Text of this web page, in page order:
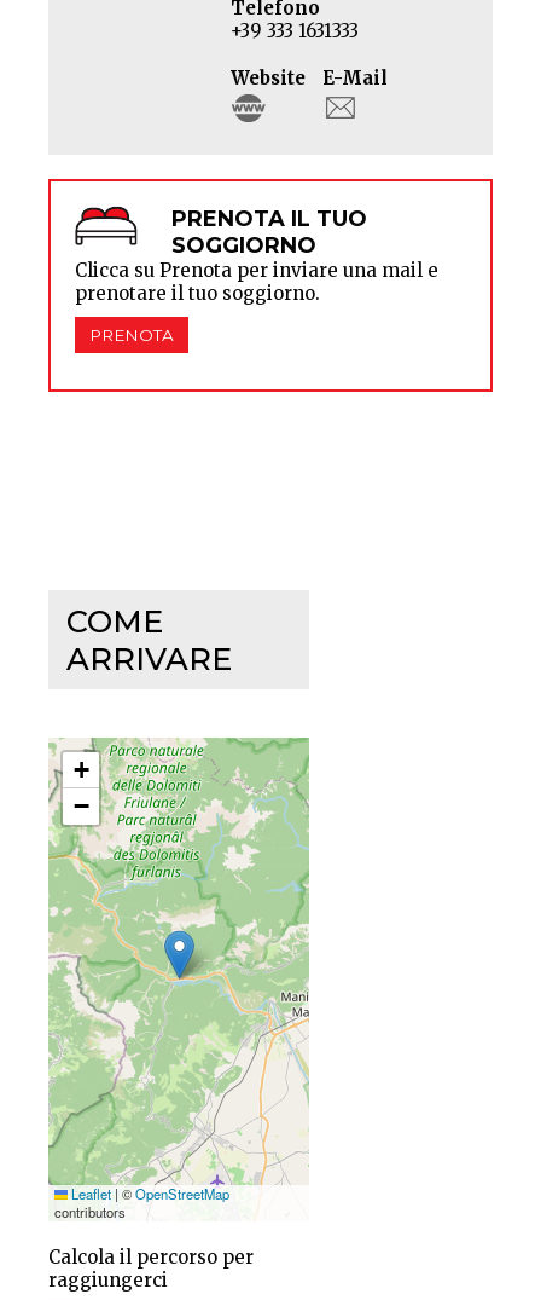
Telefono
+39 333 1631333
Website E-Mail
PRENOTA IL TUO
SOGGIORNO
Clicca su Prenota per inviare una mail e
prenotare il tuo soggiorno.
PRENOTA
COME
ARRIVARE
+
−
Leaflet | ©OpenStreetMap
contributors
Calcola il percorso per
raggiungerci